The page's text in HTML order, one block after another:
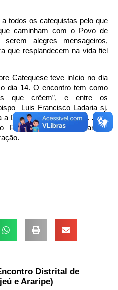
todos os catequistas pelo que
caminham com o Povo de
alegres mensageiros,
que resplandecem na vida fiel
Catequese teve início no dia
dia 14. O encontro tem como
os que crêem”, e entre os
Luis Francisco Ladaria sj,
a Doutrina da Fé e Mons. José
Pontifício Conselho para a
Distrital de
e Araripe)